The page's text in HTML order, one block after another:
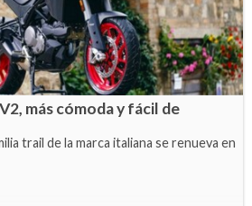
más cómoda y fácil de
trail de la marca italiana se renueva en